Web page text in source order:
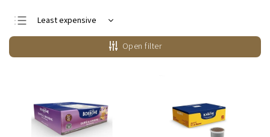
Least expensive
Most expensive
Bestsellers
Open filter